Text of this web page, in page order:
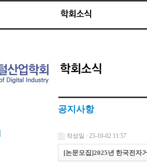
공지사항
작성일 : 25-10-02 11:57
[논문모집]2025년 한국전자